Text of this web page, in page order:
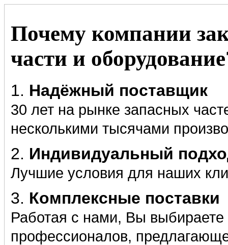
Почему компании
части и
1. Надёжный поставщик
30 лет на рынке запасных
несколькими тысячами
2. Индивидуальный
Лучшие условия для наших
3. Комплексные поставки
Работая с нами, Вы выбираете
профессионалов,